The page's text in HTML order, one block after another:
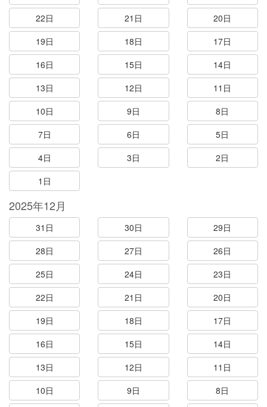
22日
21日
20日
19日
18日
17日
16日
15日
14日
13日
12日
11日
10日
9日
8日
7日
6日
5日
4日
3日
2日
1日
2025年12月
31日 30日
29日
28日
27日
26日
25日
24日
23日
22日
21日
20日
19日
18日
17日
16日
15日
14日
13日
12日
11日
10日
9日
8日